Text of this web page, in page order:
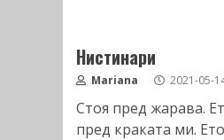
Нистинари
Mariana 2021-05-
Стоя пред жарава.
пред краката ми.